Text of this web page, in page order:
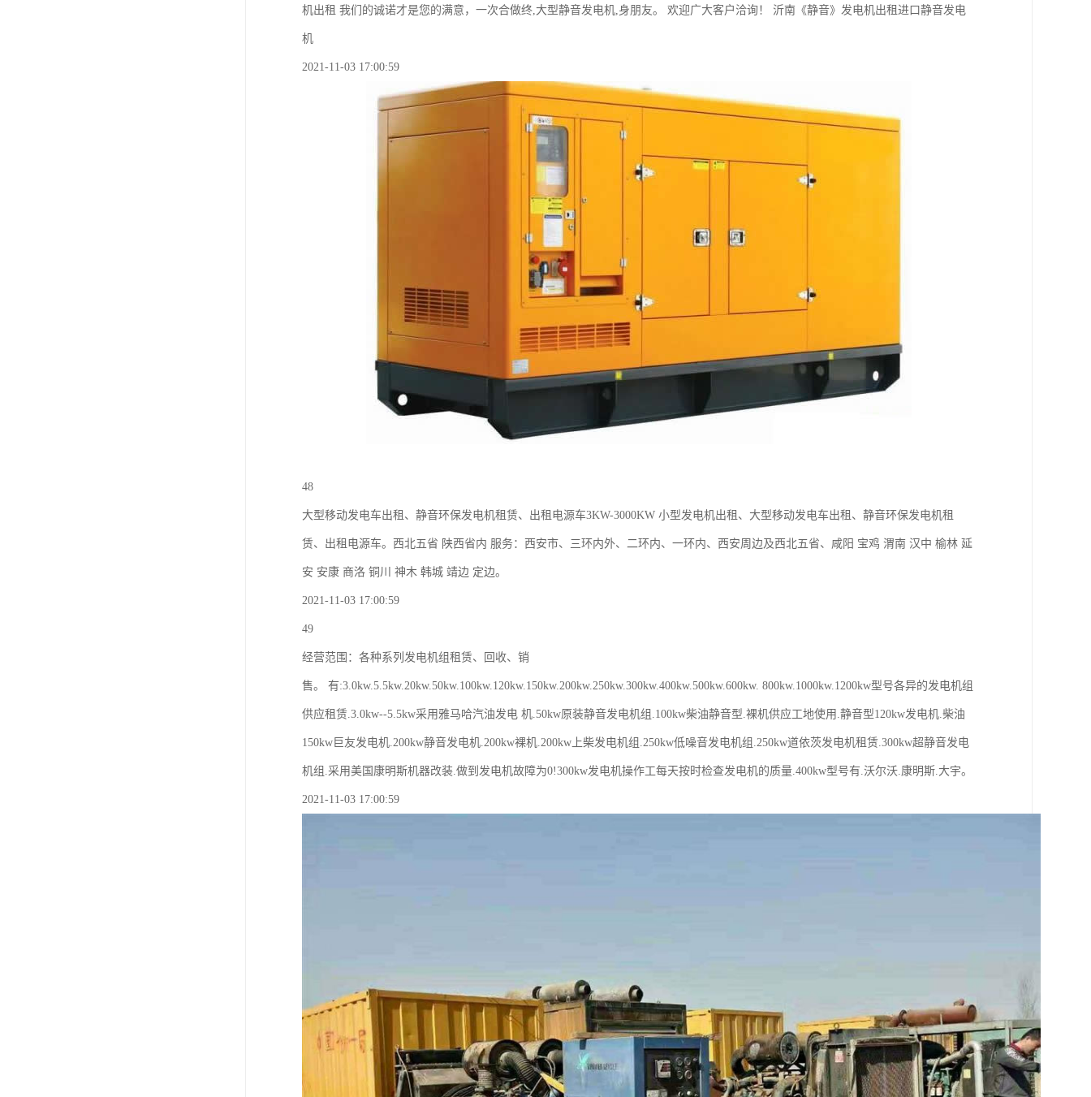
机出租 我们的诚诺才是您的满意，一次合做终,大型静音发电机,身朋友。 欢迎广大客户洽询！ 沂南《静音》发电机出租进口静音发电
机
2021-11-03 17:00:59
48
大型移动发电车出租、静音环保发电机租赁、出租电源车3KW-3000KW 小型发电机出租、大型移动发电车出租、静音环保发电机租
赁、出租电源车。西北五省 陕西省内 服务：西安市、三环内外、二环内、一环内、西安周边及西北五省、咸阳 宝鸡 渭南 汉中 榆林 延
安 安康 商洛 铜川 神木 韩城 靖边 定边。
2021-11-03 17:00:59
49
经营范围：各种系列发电机组租赁、回收、销
售。 有:3.0kw.5.5kw.20kw.50kw.100kw.120kw.150kw.200kw.250kw.300kw.400kw.500kw.600kw. 800kw.1000kw.1200kw型号各异的发电机组
供应租赁.3.0kw--5.5kw采用雅马哈汽油发电 机.50kw原装静音发电机组.100kw柴油静音型.裸机供应工地使用.静音型120kw发电机.柴油
150kw巨友发电机.200kw静音发电机.200kw裸机.200kw上柴发电机组.250kw低噪音发电机组.250kw道依茨发电机租赁.300kw超静音发电
机组.采用美国康明斯机器改装.做到发电机故障为0!300kw发电机操作工每天按时检查发电机的质量.400kw型号有.沃尔沃.康明斯.大宇。
2021-11-03 17:00:59